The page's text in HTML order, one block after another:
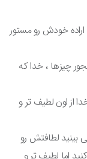
خودش رو مستور
چیزها ، خدا که
اون لطیف تر و
لطافتش رو
اما لطیف تر و